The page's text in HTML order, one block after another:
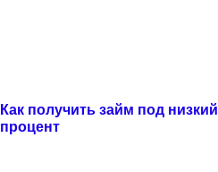
Как получить займ под низкий
процент